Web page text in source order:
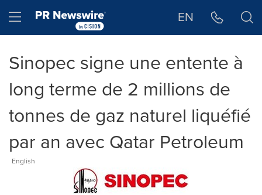
Hamburger menu EN
Sinopec signe une entente à
long terme de 2 millions de
tonnes de gaz naturel liquéfié
par an avec Qatar Petroleum
English